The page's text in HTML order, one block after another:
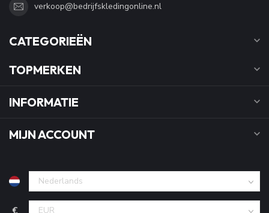
verkoop@bedrijfskledingonline.nl
CATEGORIEËN
TOPMERKEN
INFORMATIE
MIJN ACCOUNT
€